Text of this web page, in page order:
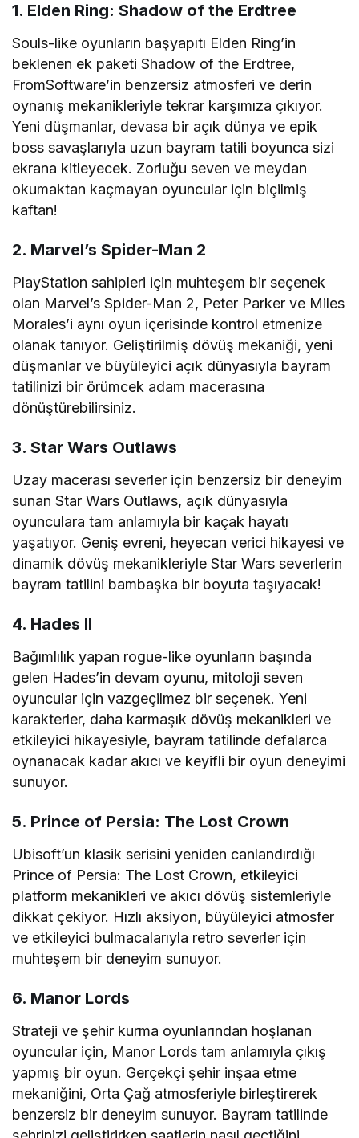
1. Elden Ring: Shadow of the Erdtree
Souls-like oyunların başyapıtı Elden Ring’in
beklenen ek paketi Shadow of the Erdtree,
FromSoftware’in benzersiz atmosferi ve derin
oynanış mekanikleriyle tekrar karşımıza çıkıyor.
Yeni düşmanlar, devasa bir açık dünya ve epik
boss savaşlarıyla uzun bayram tatili boyunca sizi
ekrana kitleyecek. Zorluğu seven ve meydan
okumaktan kaçmayan oyuncular için biçilmiş
kaftan!
2. Marvel’s Spider-Man 2
PlayStation sahipleri için muhteşem bir seçenek
olan Marvel’s Spider-Man 2, Peter Parker ve Miles
Morales’i aynı oyun içerisinde kontrol etmenize
olanak tanıyor. Geliştirilmiş dövüş mekaniği, yeni
düşmanlar ve büyüleyici açık dünyasıyla bayram
tatilinizi bir örümcek adam macerasına
dönüştürebilirsiniz.
3. Star Wars Outlaws
Uzay macerası severler için benzersiz bir deneyim
sunan Star Wars Outlaws, açık dünyasıyla
oyunculara tam anlamıyla bir kaçak hayatı
yaşatıyor. Geniş evreni, heyecan verici hikayesi ve
dinamik dövüş mekanikleriyle Star Wars severlerin
bayram tatilini bambaşka bir boyuta taşıyacak!
4. Hades II
Bağımlılık yapan rogue-like oyunların başında
gelen Hades’in devam oyunu, mitoloji seven
oyuncular için vazgeçilmez bir seçenek. Yeni
karakterler, daha karmaşık dövüş mekanikleri ve
etkileyici hikayesiyle, bayram tatilinde defalarca
oynanacak kadar akıcı ve keyifli bir oyun deneyimi
sunuyor.
5. Prince of Persia: The Lost Crown
Ubisoft’un klasik serisini yeniden canlandırdığı
Prince of Persia: The Lost Crown, etkileyici
platform mekanikleri ve akıcı dövüş sistemleriyle
dikkat çekiyor. Hızlı aksiyon, büyüleyici atmosfer
ve etkileyici bulmacalarıyla retro severler için
muhteşem bir deneyim sunuyor.
6. Manor Lords
Strateji ve şehir kurma oyunlarından hoşlanan
oyuncular için, Manor Lords tam anlamıyla çıkış
yapmış bir oyun. Gerçekçi şehir inşaa etme
mekaniğini, Orta Çağ atmosferiyle birleştirerek
benzersiz bir deneyim sunuyor. Bayram tatilinde